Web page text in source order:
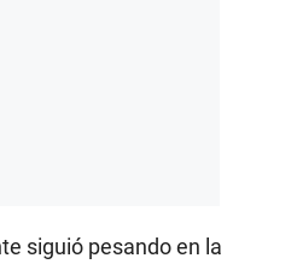
siguió pesando en la